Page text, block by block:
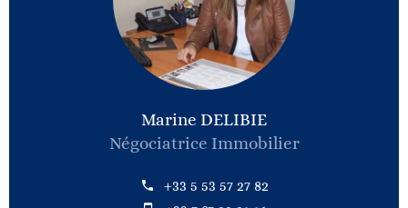
Marine DELIBIE
Négociatrice Immobilier
+33 5 53 57 27 82